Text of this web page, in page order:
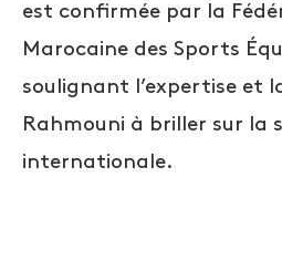
est confirmée par la
Marocaine des Sports
soulignant l’expertise et
Rahmouni à briller sur la
internationale.